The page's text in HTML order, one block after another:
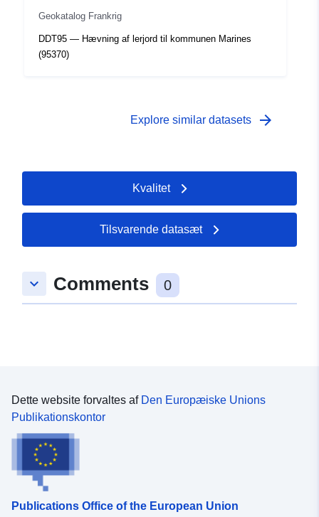
Geokatalog Frankrig
DDT95 — Hævning af lerjord til kommunen Marines
(95370)
Explore similar datasets arrow_forward
Kvalitet
Tilsvarende datasæt
keyboard_arrow_down Comments 0
Dette website forvaltes af Den Europæiske Unions
Publikationskontor
Publications Office of the European Union